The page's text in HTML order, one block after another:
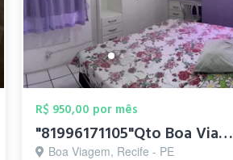
R$ 950,00 por mês
"81996171105"Qto Boa Viagem p/HOMENS IND...
Boa Viagem, Recife - PE